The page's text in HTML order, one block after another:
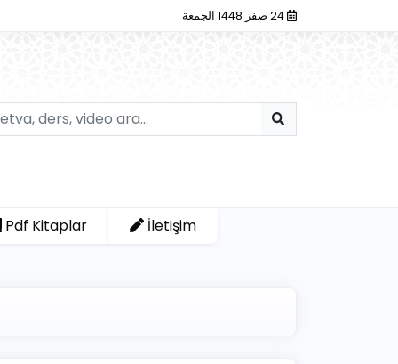
24 صفر 1448 الجمعة
Pdf Kitaplar İletişim